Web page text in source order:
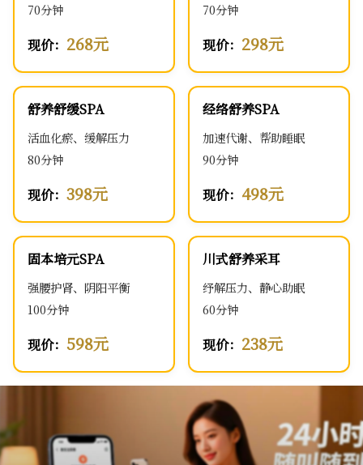
70分钟
现价： 268元
70分钟
现价： 298元
舒养舒缓SPA
活血化瘀、缓解压力
80分钟
现价： 398元
经络舒养SPA
加速代谢、帮助睡眠
90分钟
现价： 498元
固本培元SPA
强腰护肾、阴阳平衡
100分钟
现价： 598元
川式舒养采耳
纾解压力、静心助眠
60分钟
现价： 238元